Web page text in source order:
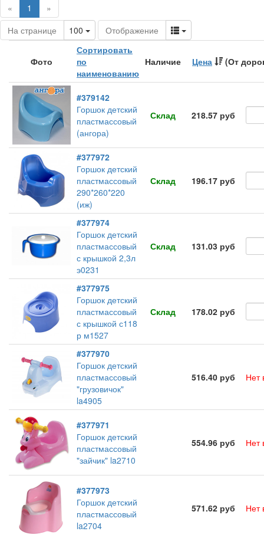
«
1 (current)
»
На странице
100 Toggle Dropdown
Отображение Toggle Dropdown
Фото
Сортировать
по
наименованию
Наличие Цена (От
#379142
Горшок детский
пластмассовый
(ангора)
Склад 218.57 руб
#377972
Горшок детский
пластмассовый
290*260*220
(иж)
Склад 196.17 руб
#377974
Горшок детский
пластмассовый
с крышкой 2,3л
э0231
Склад 131.03 руб
#377975
Горшок детский
пластмассовый
с крышкой с118
р м1527
Склад 178.02 руб
#377970
Горшок детский
пластмассовый
"грузовичок"
la4905
516.40 руб Нет
#377971
Горшок детский
пластмассовый
"зайчик" la2710
554.96 руб Нет
#377973
Горшок детский
пластмассовый
la2704
571.62 руб Нет